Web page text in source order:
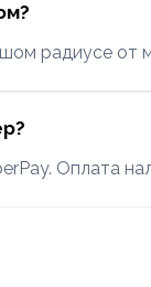
радиусе от
Оплата